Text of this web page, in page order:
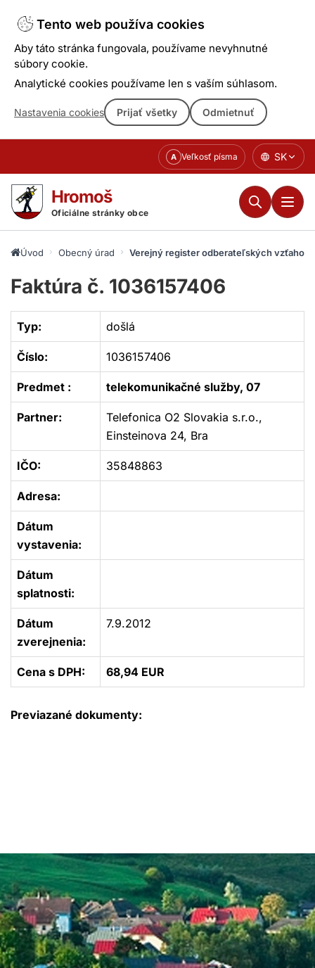
Tento web používa cookies
Aby táto stránka fungovala, používame nevyhnutné
súbory cookie.
Analytické cookies používame len s vaším súhlasom.
Nastavenia cookies Prijať všetky Odmietnuť
obsahu
A Veľkosť písma SK
Hromoš
Oficiálne stránky obce
Úvod Obecný úrad Verejný register odberateľských vzťahov
Faktúra č. 1036157406
Typ: došlá
Číslo: 1036157406
Predmet : telekomunikačné služby, 07
Partner:
Telefonica O2 Slovakia s.r.o.,
Einsteinova 24, Bra
IČO: 35848863
Adresa:
Dátum
vystavenia:
Dátum
splatnosti:
Dátum
zverejnenia:
7.9.2012
Cena s DPH: 68,94 EUR
Previazané dokumenty: